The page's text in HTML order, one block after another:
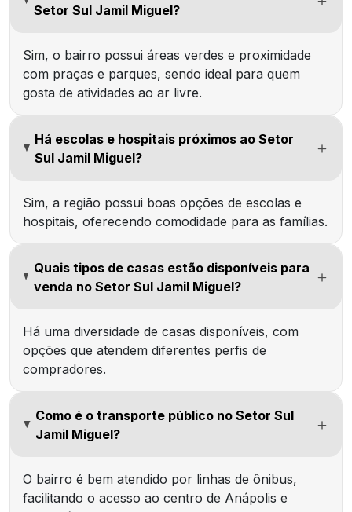
Setor Sul Jamil Miguel?
Sim, o bairro possui áreas verdes e proximidade
com praças e parques, sendo ideal para quem
gosta de atividades ao ar livre.
Há escolas e hospitais próximos ao Setor
Sul Jamil Miguel?
Sim, a região possui boas opções de escolas e
hospitais, oferecendo comodidade para as famílias.
Quais tipos de casas estão disponíveis para
venda no Setor Sul Jamil Miguel?
Há uma diversidade de casas disponíveis, com
opções que atendem diferentes perfis de
compradores.
Como é o transporte público no Setor Sul
Jamil Miguel?
O bairro é bem atendido por linhas de ônibus,
facilitando o acesso ao centro de Anápolis e